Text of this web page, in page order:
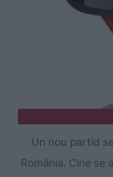
Un nou partid
România. Cine se